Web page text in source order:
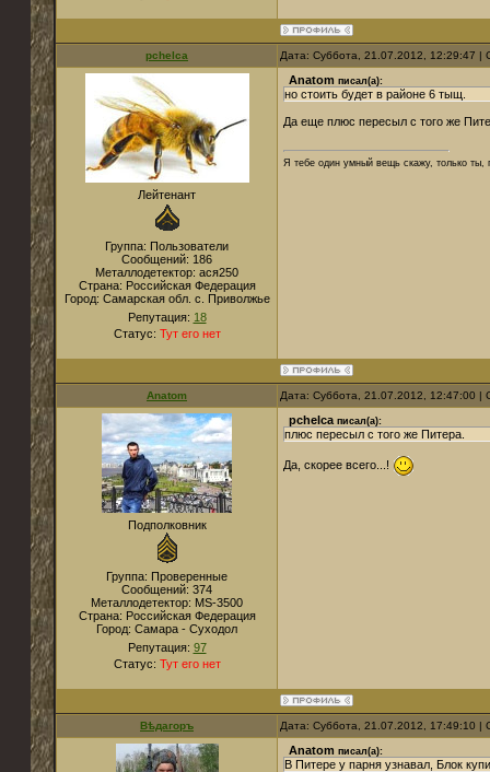
pchelca Дата: Суббота, 21.07.2012, 12:29:47
Лейтенант
Группа: Пользователи
Сообщений: 186
Металлодетектор: ася250
Страна: Российская Федерация
Город: Самарская обл. с. Приволжье
Репутация: 18
Статус: Тут его нет
Anatom писал(а):
но стоить будет в районе 6 тыщ.
Да еще плюс пересыл с того же
Я тебе один умный вещь скажу, только ты,
Anatom Дата: Суббота, 21.07.2012, 12:47:00
Подполковник
Группа: Проверенные
Сообщений: 374
Металлодетектор: MS-3500
Страна: Российская Федерация
Город: Самара - Суходол
Репутация: 97
Статус: Тут его нет
pchelcaписал(а):
плюс пересыл с того же Питера.
Да, скорее всего...!
Вѣдагоръ Дата: Суббота, 21.07.2012, 17:49:10
Anatom писал(а):
В Питере у парня узнавал, Блок